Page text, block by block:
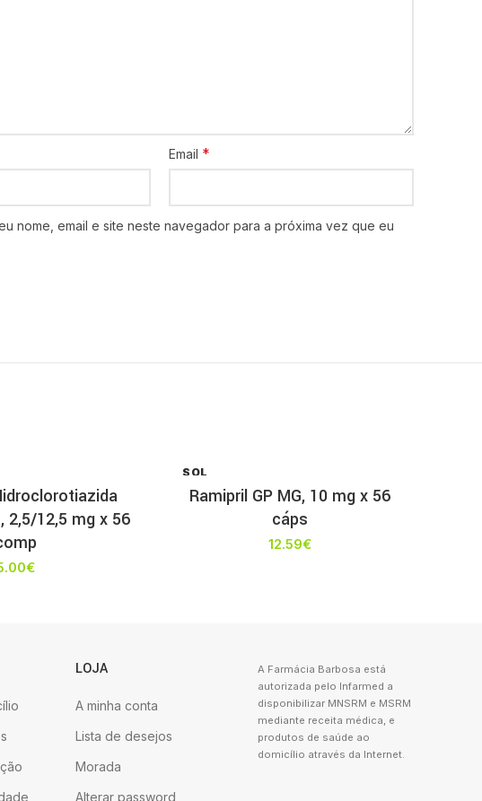
Email *
nome, email e site neste navegador para a próxima vez que eu
2,5/12,5 mg x 56
€
SOL
T
Ramipril GP MG, 10 mg x 56
cáps
12.59€
LOJA
A minha conta
Lista de desejos
Morada
Alterar password
A Farmácia Barbosa está
autorizada pelo Infarmed a
disponibilizar MNSRM e MSRM
mediante receita médica, e
produtos de saúde ao
domicílio através da Internet.